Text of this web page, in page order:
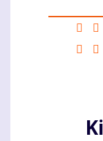
First
page